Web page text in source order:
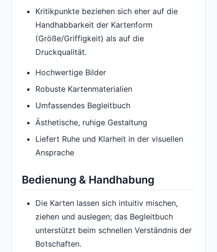
Kritikpunkte beziehen sich eher auf die
Handhabbarkeit der Kartenform
(Größe/Griffigkeit) als auf die
Druckqualität.
Hochwertige Bilder
Robuste Kartenmaterialien
Umfassendes Begleitbuch
Ästhetische, ruhige Gestaltung
Liefert Ruhe und Klarheit in der visuellen
Ansprache
Bedienung & Handhabung
Die Karten lassen sich intuitiv mischen,
ziehen und auslegen; das Begleitbuch
unterstützt beim schnellen Verständnis der
Botschaften.